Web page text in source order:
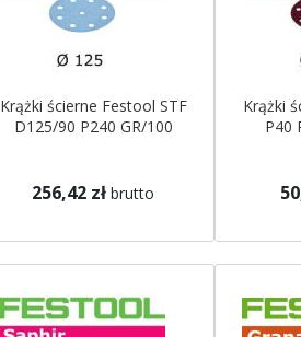
Krążki ścierne Festool STF
D125/90 P240 GR/100
256,42 zł brutto
Krążki
P40